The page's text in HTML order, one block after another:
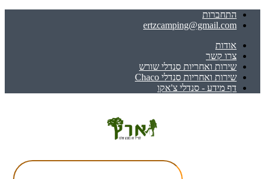
התחברות
ertzcamping@gmail.com
אודות
צרו קשר
שירות ואחריות סנדלי שורש
שירות ואחריות סנדלי Chaco
דף מידע - סנדלי צ'אקו